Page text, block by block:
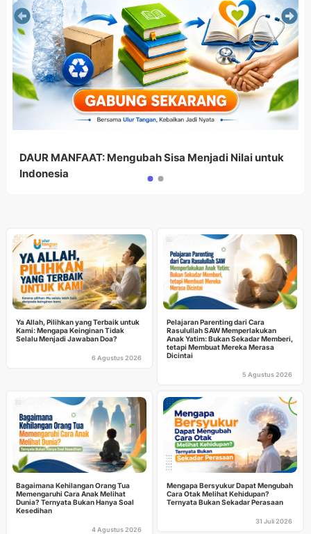
DAUR MANFAAT: Mengubah Sisa Menjadi Nilai untuk
Indonesia
Ya Allah, Pilihkan yang Terbaik untuk
Kami: Mengapa Keinginan Tidak
Selalu Menjadi Jawaban Doa?
6 Agustus 2026
Pelajaran Parenting dari Cara
Rasulullah SAW Memperlakukan
Anak Yatim: Bukan Sekadar Memberi,
tetapi Membuat Mereka Merasa
Dicintai
5 Agustus 2026
Bagaimana Kehilangan Orang Tua
Memengaruhi Cara Anak Melihat
Dunia? Ternyata Bukan Hanya Soal
Kesedihan
4 Agustus 2026
Mengapa Bersyukur Dapat Mengubah
Cara Otak Melihat Kehidupan?
Ternyata Bukan Sekadar Perasaan
31 Juli 2026